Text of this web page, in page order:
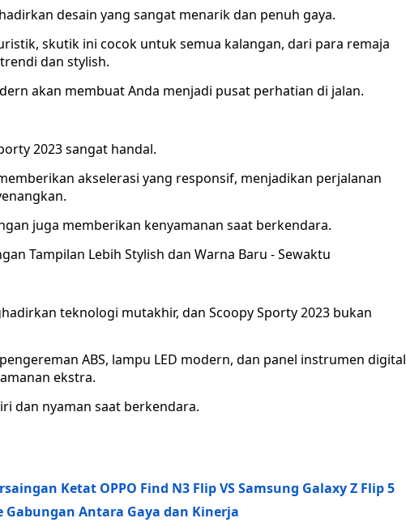
desain yang sangat menarik dan penuh gaya.
skutik ini cocok untuk semua kalangan, dari para remaja
dan stylish.
akan membuat Anda menjadi pusat perhatian di jalan.
2023 sangat handal.
akselerasi yang responsif, menjadikan perjalanan
juga memberikan kenyamanan saat berkendara.
teknologi mutakhir, dan Scoopy Sporty 2023 bukan
ABS, lampu LED modern, dan panel instrumen digital
ekstra.
dan nyaman saat berkendara.
Ketat OPPO Find N3 Flip VS Samsung Galaxy Z Flip 5
Antara Gaya dan Kinerja